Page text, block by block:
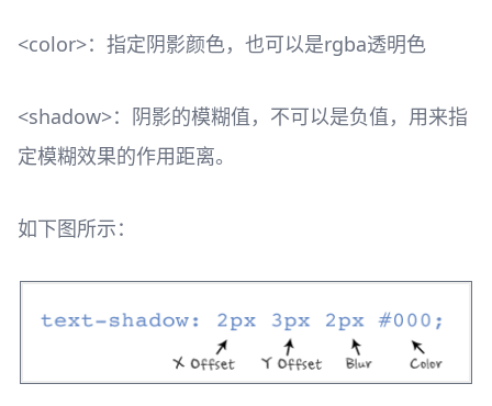
<color>：指定阴影颜色，也可以是rgba透明色
<shadow>：阴影的模糊值，不可以是负值，用来指
定模糊效果的作用距离。
如下图所示：